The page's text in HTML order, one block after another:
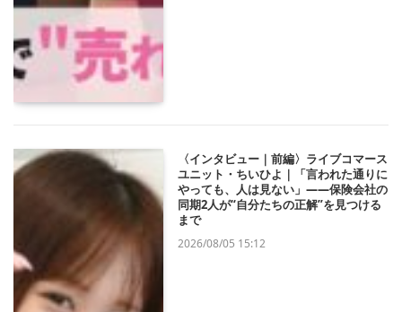
〈インタビュー｜前編〉ライブコマース
ユニット・ちいひよ｜「言われた通りに
やっても、人は見ない」——保険会社の
同期2人が“自分たちの正解”を見つける
まで
2026/08/05 15:12